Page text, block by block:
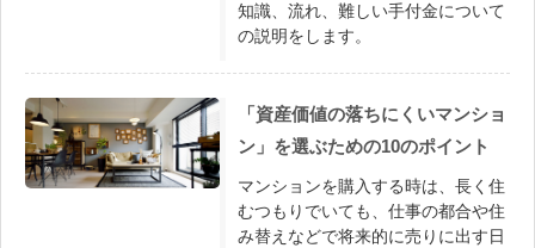
知識、流れ、難しい手付金について
の説明をします。
「資産価値の落ちにくいマンショ
ン」を選ぶための10のポイント
マンションを購入する時は、長く住
むつもりでいても、仕事の都合や住
み替えなどで将来的に売りに出す日